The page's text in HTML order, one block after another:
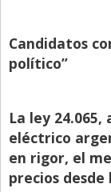
Candidatos
político”
La ley
eléctrico
en rigor, el
precios